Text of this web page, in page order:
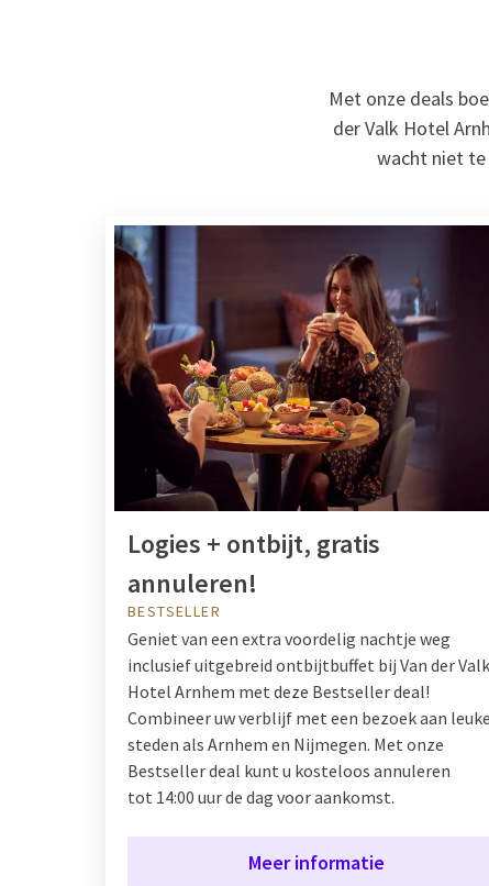
Met onze deals
der Valk Hotel
wacht niet te
Logies + ontbijt, gratis
annuleren!
BESTSELLER
Geniet van een extra voordelig nachtje weg
inclusief uitgebreid ontbijtbuffet bij Van der Valk
Hotel Arnhem met deze Bestseller deal!
Combineer uw verblijf met een bezoek aan leuke
steden als Arnhem en Nijmegen. Met onze
Bestseller deal kunt u kosteloos annuleren
tot 14:00 uur de dag voor aankomst.
Meer informatie